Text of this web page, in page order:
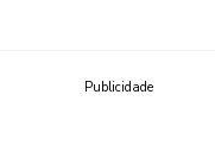
Publicidade